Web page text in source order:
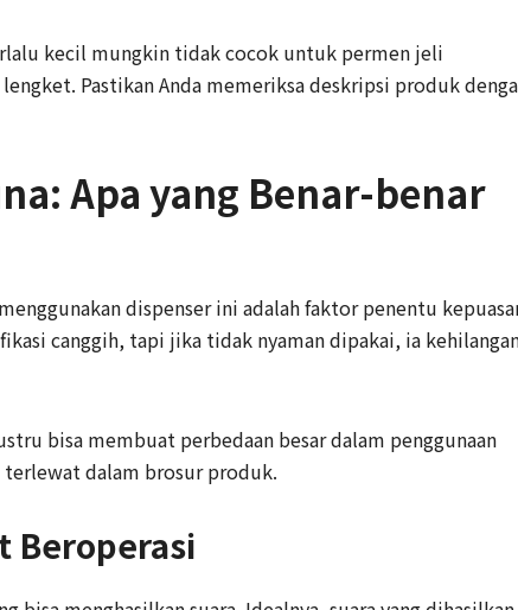
kecil mungkin tidak cocok untuk permen jeli
Pastikan Anda memeriksa deskripsi produk
Apa yang Benar-benar
dispenser ini adalah faktor penentu
canggih, tapi jika tidak nyaman dipakai, ia
bisa membuat perbedaan besar dalam penggunaan
terlewat dalam brosur produk.
Beroperasi